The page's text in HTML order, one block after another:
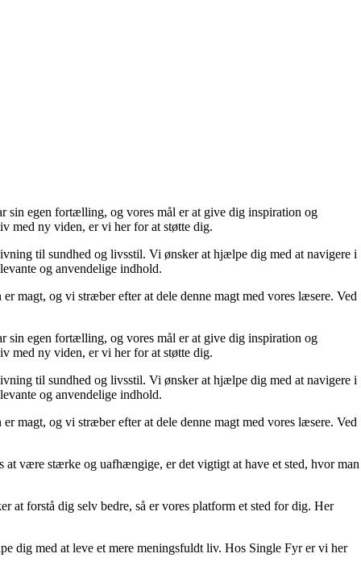
sin egen fortælling, og vores mål er at give dig inspiration og
med ny viden, er vi her for at støtte dig.
til sundhed og livsstil. Vi ønsker at hjælpe dig med at navigere i
og anvendelige indhold.
magt, og vi stræber efter at dele denne magt med vores læsere. Ved
sin egen fortælling, og vores mål er at give dig inspiration og
med ny viden, er vi her for at støtte dig.
til sundhed og livsstil. Vi ønsker at hjælpe dig med at navigere i
og anvendelige indhold.
magt, og vi stræber efter at dele denne magt med vores læsere. Ved
være stærke og uafhængige, er det vigtigt at have et sted, hvor man
at forstå dig selv bedre, så er vores platform et sted for dig. Her
dig med at leve et mere meningsfuldt liv. Hos Single Fyr er vi her